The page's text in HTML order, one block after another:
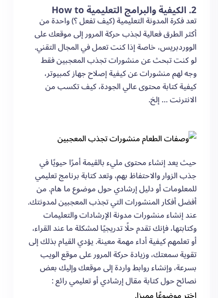
2. الكيفية والبرامج التعليمية How to
تعد فكرة المدونة التعليمية (كيف تفعل ؟) واحدة من
أكثر الطرق فعالية لجذب حركة المرور إلى موقعك على
الووردبريس، خاصة إذا كنت تعمل في المجال التقني.
لو كنت تبحث عن منشورات تجذب المعجبين فقط
وجه لهم منشورات عن كيفية إصلاح جهاز كمبيوتر،
كيفية كتابة محتوى عالي الجودة، كيف تكسب من
الانترنت … إلخ.
حيث يعد إنشاء محتوى مليء بالقيمة أمرًا حيويًا في
جذب الزوار والاحتفاظ بهم، وتعد كتابة برنامج تعليمي
للمعلومات أو دليل إرشادي حول موضوع ما هام. من
أفضل أفكار المنشورات التي تجذب المعجبين لمدونتك.
عند إنشاء منشورات مدونة الإرشادات والتعليمات
وكتابتها، فإنك تقدم حلًا تدريجيًا لمشكلة ما عند القراء،
أو تعلمهم كيفية أداء مهمة معينة. يؤدي القيام بذلك إلى
تقوية سمعتك، وزيادة حركة المرور على موقع الويب
بسرعة، وإنشاء روابط واردة إلى موقعك وإليك بعض
نصائح حول كتابة مقال إرشادي أو تعليمي رائع :